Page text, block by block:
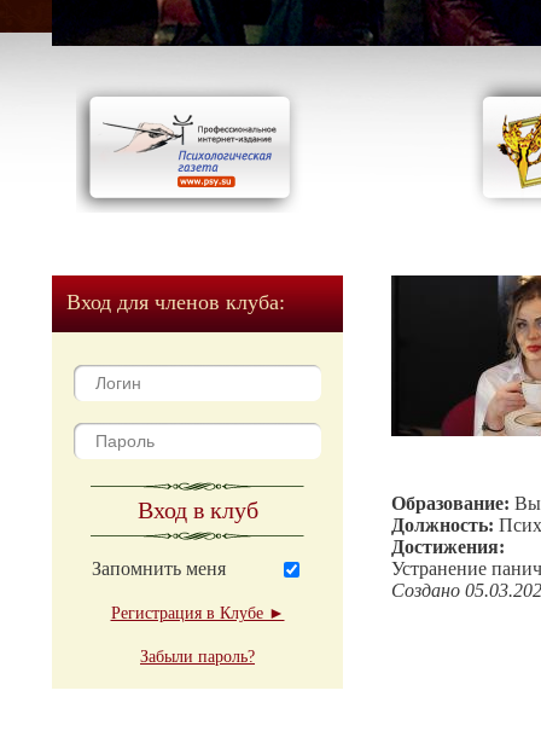
Вход для членов клуба:
Вход в клуб
Запомнить меня
Регистрация в Клубе ►
Забыли пароль?
Образование:
Должность:
Достижения:
Устранение
Создано